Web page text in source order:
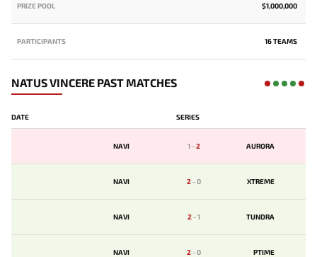
PRIZE POOL $1,000,000
PARTICIPANTS 16 TEAMS
NATUS VINCERE PAST MATCHES
DATE SERIES
NAVI 1-2 AURORA
NAVI 2-0 XTREME
NAVI 2-1 TUNDRA
NAVI 2-0 PTIME